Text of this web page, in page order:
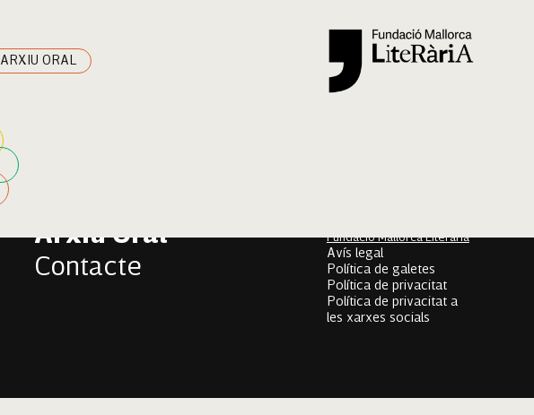
ARXIU ORAL
Arxiu Oral
Contacte
Fundació Mallorca Literària
Avís legal
Política de galetes
Política de privacitat
Política de privacitat a
les xarxes socials